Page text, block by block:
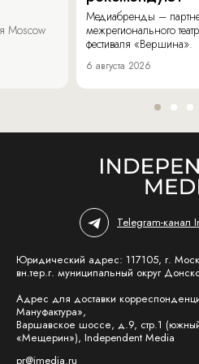
Moscow
Медиабренды –
межрегионального
фестиваля «Вершина».
6 августа 2026
Telegram-канал
Юридический адрес: 117105, г.
вн.тер.г. муниципальный округ
Адрес для доставки
Мануфактура»,
Варшавское шоссе, д.9, стр.1
«Мещерин»), Independent Media
pr@imedia.ru